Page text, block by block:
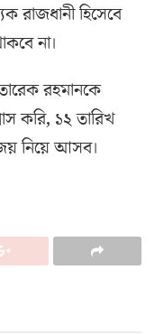
রাজধানী হিসেবে
না।
রহমানকে
করি, ১২ তারিখ
নিয়ে আসব।